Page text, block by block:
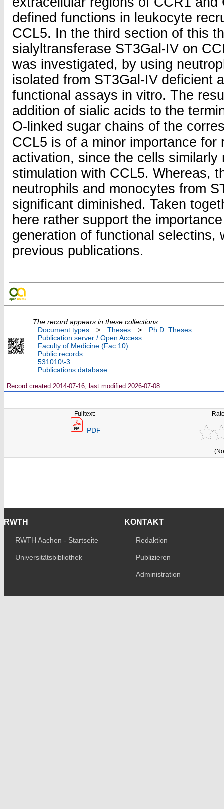
defined functions in leukocyte
CCL5. In the third section of this
sialyltransferase ST3Gal-IV on
was investigated, by using
isolated from ST3Gal-IV deficient
functional assays in vitro. The
addition of sialic acids to the
O-linked sugar chains of the
CCL5 is of a minor importance for
activation, since the cells similarly
stimulation with CCL5. Whereas,
neutrophils and monocytes from
significant diminished. Taken
here rather support the
generation of functional selectins,
previous publications.
The record appears in these collections:
Document types
> Theses >
Ph.D. Theses
Publication server / Open Access
Faculty of Medicine (Fac.10)
Public records
531010\-3
Publications database
Record created 2014-07-16, last modified 2026-07-08
Fulltext:
PDF
RWTH
RWTH Aachen - Startseite
Universitätsbibliothek
KONTAKT
Redaktion
Publizieren
Administration